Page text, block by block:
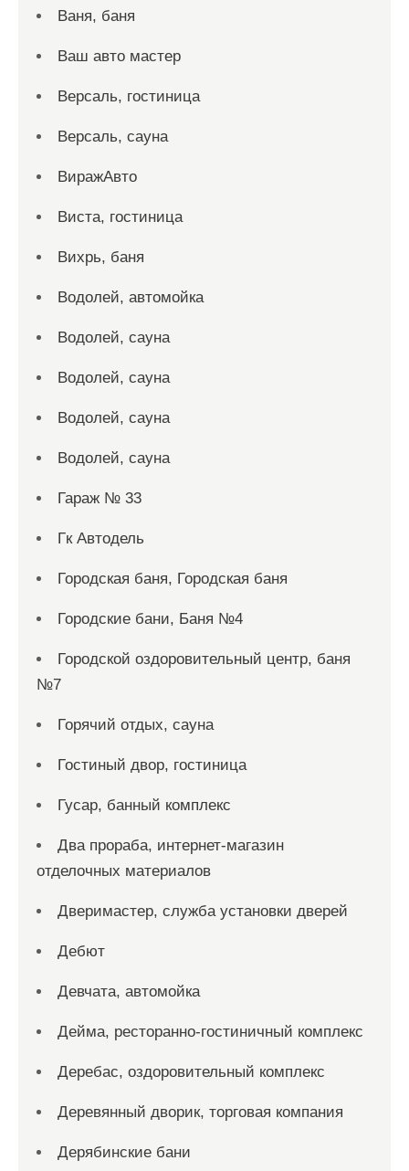
Ваня, баня
Ваш авто мастер
Версаль, гостиница
Версаль, сауна
ВиражАвто
Виста, гостиница
Вихрь, баня
Водолей, автомойка
Водолей, сауна
Водолей, сауна
Водолей, сауна
Водолей, сауна
Гараж № 33
Гк Автодель
Городская баня, Городская баня
Городские бани, Баня №4
Городской оздоровительный центр, баня
№7
Горячий отдых, сауна
Гостиный двор, гостиница
Гусар, банный комплекс
Два прораба, интернет-магазин
отделочных материалов
Дверимастер, служба установки дверей
Дебют
Девчата, автомойка
Дейма, ресторанно-гостиничный комплекс
Деребас, оздоровительный комплекс
Деревянный дворик, торговая компания
Дерябинские бани